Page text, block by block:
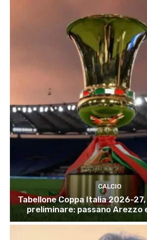
CALCIO
Tabellone Coppa Italia 2026-
preliminare: passano Arezzo